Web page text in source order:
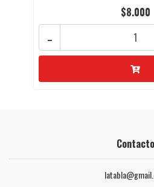
$8.000
-
Contacto